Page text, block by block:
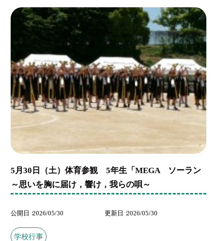
5月30日（土）体育参観 5年生「MEGA ソーラン
～思いを胸に届け，響け，我らの唄～
公開日 2026/05/30 更新日 2026/05/30
学校行事